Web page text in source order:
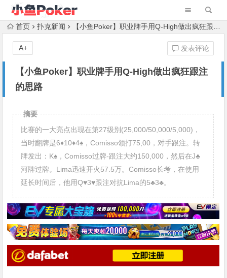
首页 扑克新闻 【小鱼Poker】职业牌手用Q-High做出疯狂跟注的思路
【小鱼Poker】职业牌手用Q-High做出疯狂跟注
的思路
发表评论
A+
摘要
比赛的一大亮点出现在第27级别(25,000/50,000/5,000)，
当时翻牌是6♦10♦4♠，Comisso领打75,00，对手跟注。转
牌发出：K♠，Comisso过牌-跟注大约150,000，然后在J♣
河牌过牌。Lima迅速开火57.5万。Comisso长考，在使用
延长时间后，他用Q♥3♥跟注对抗Lima的5♣3♣。